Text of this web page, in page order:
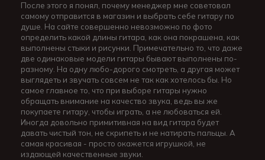
После этого я понял, почему менеджер мне советовал
самому отправится в магазин и выбрать себе гитару по
душе. На сайте совершенно невозможно по фото
определить какой длины гитара, как она покрашена, как
выполнены стыки и рисунки. Примечательно то, что даже
две одинаковые модели гитары бывают выполнены по-
разному. На одну любо-дорого смотреть, а другая может
выглядеть и звучать совсем не так как хотелось бы. Но
самое главное то, что при выборе гитары нужно
обращать внимание на качество звука, ведь вы же
покупаете гитару, чтобы играть, а не любоваться ей.
Иногда довольно примитивная на вид гитара будет
давать чистый тон, не скрипеть и не натирать пальцы. А
самая красивая - просто окажется игрушкой, не
издающей качественные звуки.